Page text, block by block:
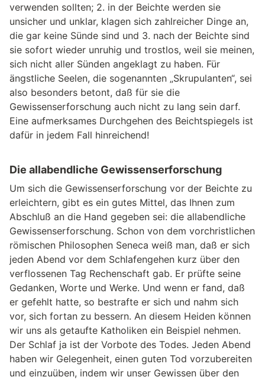
verwenden sollten; 2. in der Beichte werden sie
unsicher und unklar, klagen sich zahlreicher Dinge an,
die gar keine Sünde sind und 3. nach der Beichte sind
sie sofort wieder unruhig und trostlos, weil sie meinen,
sich nicht aller Sünden angeklagt zu haben. Für
ängstliche Seelen, die sogenannten „Skrupulanten“, sei
also besonders betont, daß für sie die
Gewissenserforschung auch nicht zu lang sein darf.
Eine aufmerksames Durchgehen des Beichtspiegels ist
dafür in jedem Fall hinreichend!
Die allabendliche Gewissenserforschung
Um sich die Gewissenserforschung vor der Beichte zu
erleichtern, gibt es ein gutes Mittel, das Ihnen zum
Abschluß an die Hand gegeben sei: die allabendliche
Gewissenserforschung. Schon von dem vorchristlichen
römischen Philosophen Seneca weiß man, daß er sich
jeden Abend vor dem Schlafengehen kurz über den
verflossenen Tag Rechenschaft gab. Er prüfte seine
Gedanken, Worte und Werke. Und wenn er fand, daß
er gefehlt hatte, so bestrafte er sich und nahm sich
vor, sich fortan zu bessern. An diesem Heiden können
wir uns als getaufte Katholiken ein Beispiel nehmen.
Der Schlaf ja ist der Vorbote des Todes. Jeden Abend
haben wir Gelegenheit, einen guten Tod vorzubereiten
und einzuüben, indem wir unser Gewissen über den